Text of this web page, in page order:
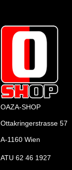
OAZA-SHOP
Ottakringerstrasse 57
A-1160 Wien
ATU 62 46 1927